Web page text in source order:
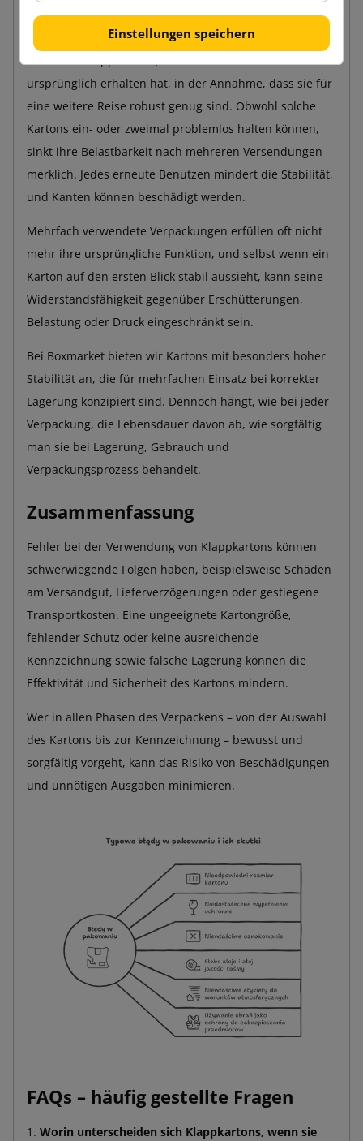
Oftmals verwendet man bei Warenrücksendungen
ursprünglich erhalten hat, in der Annahme, dass sie für
eine weitere Reise robust genug sind. Obwohl solche
Kartons ein- oder zweimal problemlos halten können,
sinkt ihre Belastbarkeit nach mehreren Versendungen
merklich. Jedes erneute Benutzen mindert die Stabilität,
und Kanten können beschädigt werden.
Mehrfach verwendete Verpackungen erfüllen oft nicht
mehr ihre ursprüngliche Funktion, und selbst wenn ein
Karton auf den ersten Blick stabil aussieht, kann seine
Widerstandsfähigkeit gegenüber Erschütterungen,
Belastung oder Druck eingeschränkt sein.
Bei Boxmarket bieten wir Kartons mit besonders hoher
Stabilität an, die für mehrfachen Einsatz bei korrekter
Lagerung konzipiert sind. Dennoch hängt, wie bei jeder
Verpackung, die Lebensdauer davon ab, wie sorgfältig
man sie bei Lagerung, Gebrauch und
Verpackungsprozess behandelt.
Zusammenfassung
Fehler bei der Verwendung von Klappkartons können
schwerwiegende Folgen haben, beispielsweise Schäden
am Versandgut, Lieferverzögerungen oder gestiegene
Transportkosten. Eine ungeeignete Kartongröße,
fehlender Schutz oder keine ausreichende
Kennzeichnung sowie falsche Lagerung können die
Effektivität und Sicherheit des Kartons mindern.
Wer in allen Phasen des Verpackens – von der Auswahl
des Kartons bis zur Kennzeichnung – bewusst und
sorgfältig vorgeht, kann das Risiko von Beschädigungen
und unnötigen Ausgaben minimieren.
FAQs – häufig gestellte Fragen
Worin unterscheiden sich Klappkartons, wenn sie
Einstellungen speichern